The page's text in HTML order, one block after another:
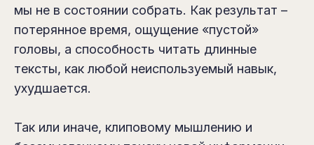
мы не в состоянии собрать. Как результат –
потерянное время, ощущение «пустой»
головы, а способность читать длинные
тексты, как любой неиспользуемый навык,
ухудшается.
Так или иначе, клиповому мышлению и